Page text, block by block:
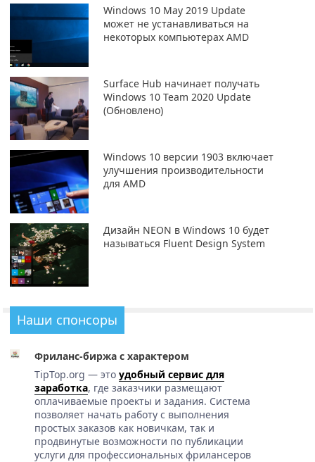
Windows 10 May 2019 Update
может не устанавливаться на
некоторых компьютерах AMD
Surface Hub начинает получать
Windows 10 Team 2020 Update
(Обновлено)
Windows 10 версии 1903 включает
улучшения производительности
для AMD
Дизайн NEON в Windows 10 будет
называться Fluent Design System
Наши спонсоры
Фриланс-биржа с характером
TipTop.org — это удобный сервис для
заработка, где заказчики размещают
оплачиваемые проекты и задания. Система
позволяет начать работу с выполнения
простых заказов как новичкам, так и
продвинутые возможности по публикации
услуги для профессиональных фрилансеров